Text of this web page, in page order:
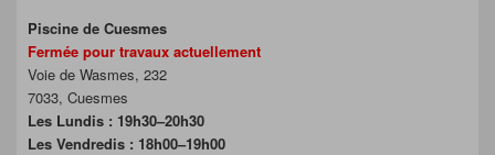
Piscine de Cuesmes
Fermée pour travaux actuellement
Voie de Wasmes, 232
7033, Cuesmes
Les Lundis : 19h30–20h30
Les Vendredis : 18h00–19h00